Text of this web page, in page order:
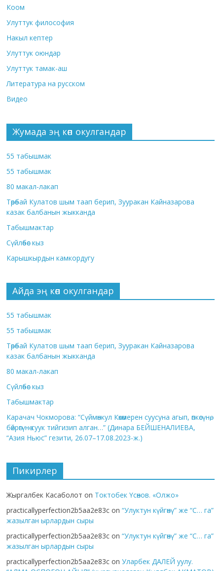
Коом
Улуттук философия
Накыл кептер
Улуттук оюндар
Улуттук тамак-аш
Литература на русском
Видео
Жумада эң көп окулгандар
55 табышмак
55 табышмак
80 макал-лакап
Төрөбай Кулатов шым таап берип, Зууракан Кайназарова
казак балбанын жыкканда
Табышмактар
Сүйлөбөс кыз
Карышкырдын камкордугу
Айда эң көп окулгандар
55 табышмак
55 табышмак
Төрөбай Кулатов шым таап берип, Зууракан Кайназарова
казак балбанын жыкканда
80 макал-лакап
Сүйлөбөс кыз
Табышмактар
Карачач Чокморова: “Сүймөнкул Көкөмерен суусуна агып, өпкөсүнө,
бөйрөгүнө суук тийгизип алган…” (Динара БЕЙШЕНАЛИЕВА,
“Азия Ньюс” гезити, 26.07–17.08.2023-ж.)
Пикирлер
Жыргалбек Касаболот on Токтобек Үсөнов. «Олжо»
practicallyperfection2b5aa2e83c on“Улуктун күйгөнү” же “С… га”
жазылган ырлардын сыры
practicallyperfection2b5aa2e83c on“Улуктун күйгөнү” же “С… га”
жазылган ырлардын сыры
practicallyperfection2b5aa2e83c onУларбек ДАЛЕЙ уулу.